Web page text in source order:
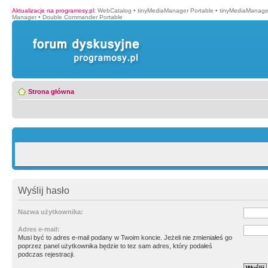
Aktualizacje na programosy.pl: WebCatalog • tinyMediaManager Portable •
Manager • Double Commander Portable
Strona główna
Wyślij hasło
Nazwa użytkownika:
Adres e-mail:
Musi być to adres e-mail podany w Twoim koncie. Jeżeli nie zmieniałeś go
poprzez panel użytkownika będzie to tez sam adres, który podałeś
podczas rejestracji.